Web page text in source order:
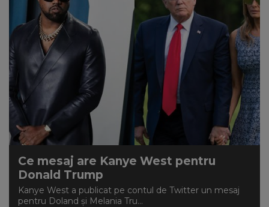
Ce mesaj are Kanye West pentru
Donald Trump
Kanye West a publicat pe contul de Twitter un mesaj
pentru Doland și Melania Tru...